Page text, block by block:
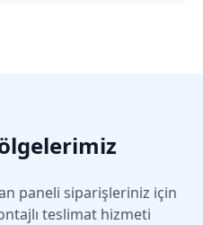
paneli siparişleriniz için
teslimat hizmeti